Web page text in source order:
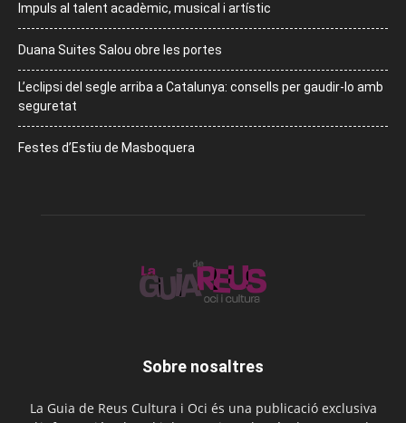
Impuls al talent acadèmic, musical i artístic
Duana Suites Salou obre les portes
L’eclipsi del segle arriba a Catalunya: consells per gaudir-lo amb
seguretat
Festes d’Estiu de Masboquera
Sobre nosaltres
La Guia de Reus Cultura i Oci és una publicació exclusiva